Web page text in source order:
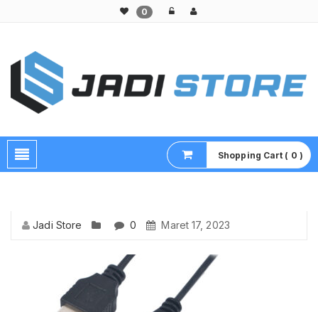
0
Shopping Cart ( 0 )
Jadi Store 0 Maret 17, 2023